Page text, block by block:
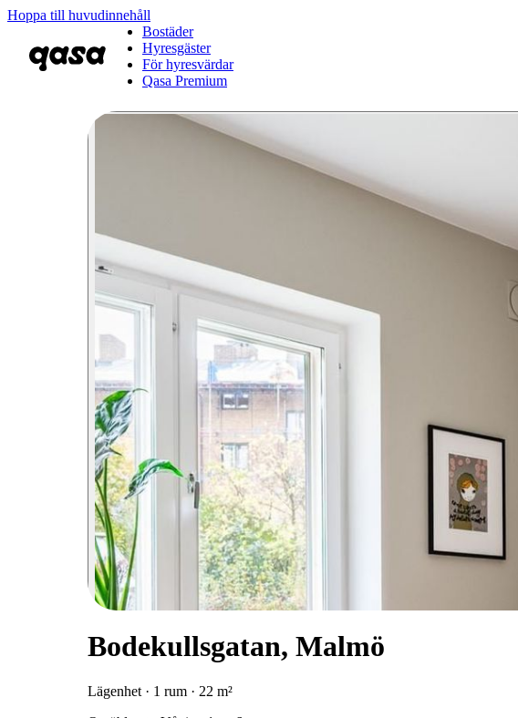
Hoppa till huvudinnehåll
Bostäder
Hyresgäster
För hyresvärdar
Qasa Premium
Bodekullsgatan, Malmö
Lägenhet · 1 rum · 22 m²